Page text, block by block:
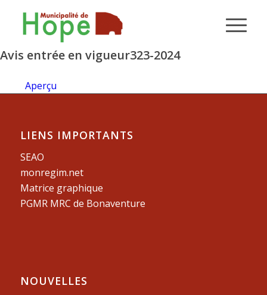
Avis entrée en vigueur323-2024
Aperçu
LIENS IMPORTANTS
SEAO
monregim.net
Matrice graphique
PGMR MRC de Bonaventure
NOUVELLES